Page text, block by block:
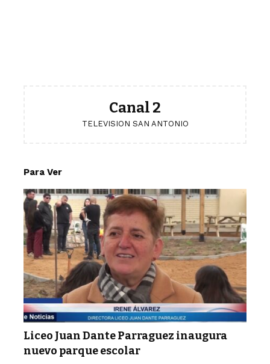
Canal 2
TELEVISION SAN ANTONIO
Para Ver
Liceo Juan Dante Parraguez inaugura
nuevo parque escolar